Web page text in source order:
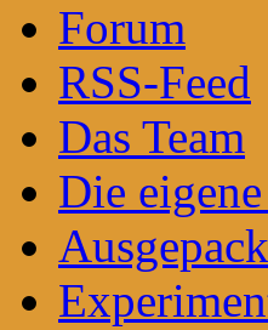
Forum
RSS-Feed
Das Team
Die